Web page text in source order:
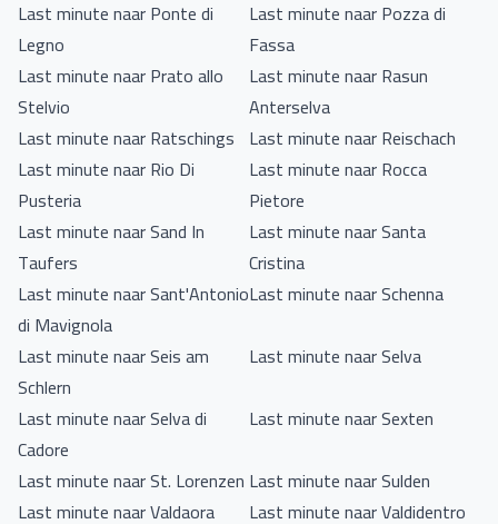
Last minute naar Ponte di
Legno
Last minute naar Pozza di
Fassa
Last minute naar Prato allo
Stelvio
Last minute naar Rasun
Anterselva
Last minute naar Ratschings Last minute naar Reischach
Last minute naar Rio Di
Pusteria
Last minute naar Rocca
Pietore
Last minute naar Sand In
Taufers
Last minute naar Santa
Cristina
Last minute naar Sant'Antonio
di Mavignola
Last minute naar Schenna
Last minute naar Seis am
Schlern
Last minute naar Selva
Last minute naar Selva di
Cadore
Last minute naar Sexten
Last minute naar St. Lorenzen Last minute naar Sulden
Last minute naar Valdaora
Last minute naar Valdidentro